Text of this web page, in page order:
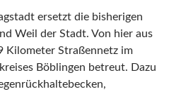
ersetzt die bisherigen
Weil der Stadt. Von hier aus
Kilometer Straßennetz im
Böblingen betreut. Dazu